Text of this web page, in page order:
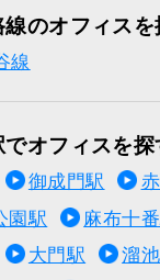
のオフィスを
線
オフィスを探
御成門駅
園駅
麻布十
大門駅
溜